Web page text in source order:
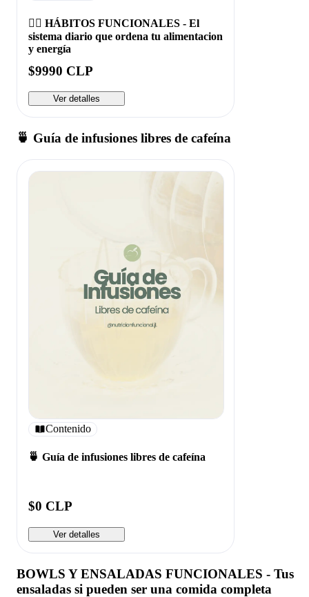
👩‍⚕️ HÁBITOS FUNCIONALES - El
sistema diario que ordena tu alimentacion
y energía
$9990 CLP
Ver detalles
🍵 Guía de infusiones libres de cafeína
Contenido
🍵 Guía de infusiones libres de cafeína
$0 CLP
Ver detalles
BOWLS Y ENSALADAS FUNCIONALES - Tus
ensaladas si pueden ser una comida completa